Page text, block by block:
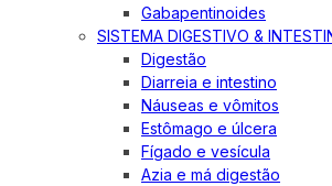
Gabapentinoides
SISTEMA DIGESTIVO &
Digestão
Diarreia e intestino
Náuseas e vômitos
Estômago e úlcera
Fígado e vesícula
Azia e má digestão